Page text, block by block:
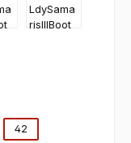
verfügbar.)
nicht verfügbar.)
42